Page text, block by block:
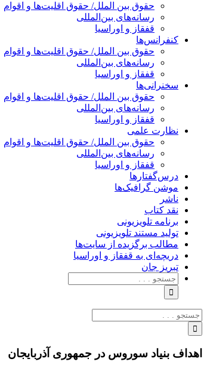
حقوق بین الملل/ حقوق اقلیت‌ها و اقوام
رسانه‌های بین‌المللی
قفقاز و اوراسیا
کنفرانس‌ها
حقوق بین الملل/ حقوق اقلیت‌ها و اقوام
رسانه‌های بین‌المللی
قفقاز و اوراسیا
سخنرانی‌ها
حقوق بین الملل/ حقوق اقلیت‌ها و اقوام
رسانه‌های بین‌المللی
قفقاز و اوراسیا
نظارت علمی
حقوق بین الملل/ حقوق اقلیت‌ها و اقوام
رسانه‌های بین‌المللی
قفقاز و اوراسیا
درس‌گفتارها
موشن گرافیک‌ها
ناشر
نقد کتاب
برنامه‌ تلویزیونی
تولید مستند تلویزیونی
مطالب برگزیده از سایت‌ها
دریچه‌ای به قفقاز و اوراسیا
تبریزِ جان
جستجو
برای:
جستجو
برای:
اهداف بنیاد سوروس در جمهوری آذربایجان